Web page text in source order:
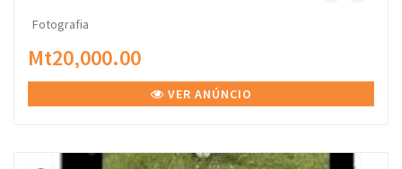
Fotografia
Mt20,000.00
VER ANÚNCIO